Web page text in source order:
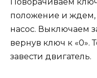
положение и ждем,
насос. Выключаем
вернув ключ к «0».
завести двигатель.